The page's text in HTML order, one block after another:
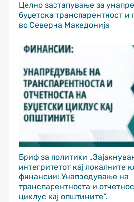
Целно застапување за
буџетска транспарентност и
во Северна Македонија
Бриф за политики
интегритетот кај локалните
финансии: Унапредување на
транспарентноста и
циклус кај општините“.